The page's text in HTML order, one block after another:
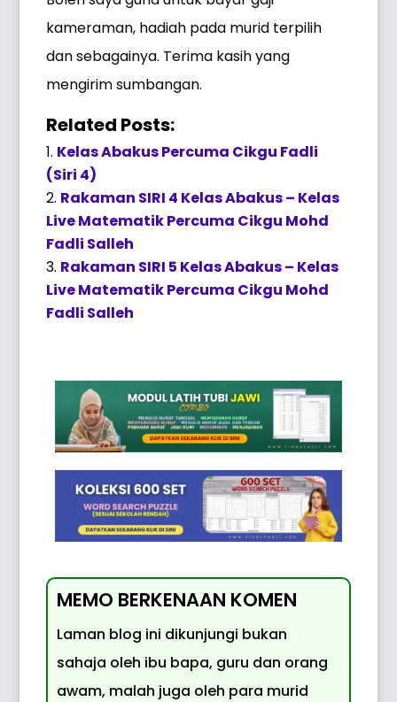
kameraman, hadiah pada murid terpilih
dan sebagainya. Terima kasih yang
mengirim sumbangan.
Related Posts:
Kelas Abakus Percuma Cikgu Fadli
(Siri 4)
Rakaman SIRI 4 Kelas Abakus – Kelas
Live Matematik Percuma Cikgu Mohd
Fadli Salleh
Rakaman SIRI 5 Kelas Abakus – Kelas
Live Matematik Percuma Cikgu Mohd
Fadli Salleh
MEMO BERKENAAN KOMEN
Laman blog ini dikunjungi bukan
sahaja oleh ibu bapa, guru dan orang
awam, malah juga oleh para murid